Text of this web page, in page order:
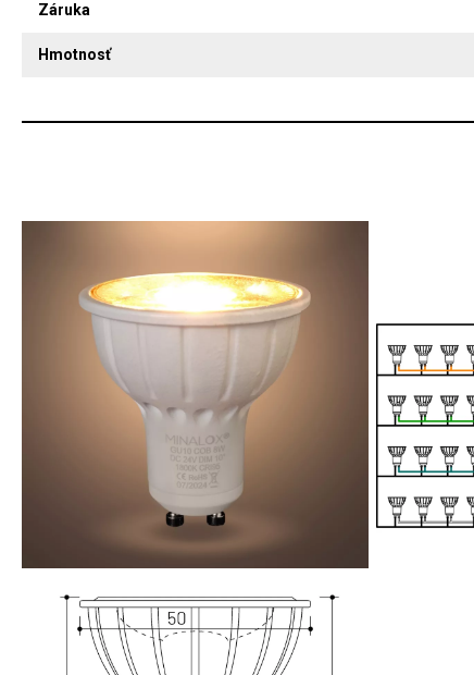
Záruka
Hmotnosť